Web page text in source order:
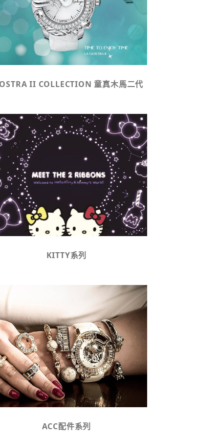
II COLLECTION 童真木馬二代
KITTY系列
ACC配件系列